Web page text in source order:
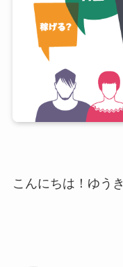
こんにちは！ゆうき